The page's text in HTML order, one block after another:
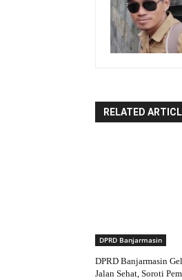
RELATED
DPRD Banjarmasin
DPRD Banjarmasin
Jalan Sehat, Soroti